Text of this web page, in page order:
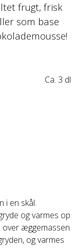
frugt, frisk
som base
Ca. 3 dl
i en skål.
og varmes op
æggemassen
og varmes